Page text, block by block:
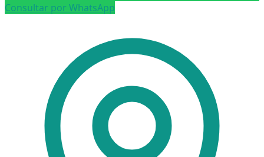
Consultar por WhatsApp